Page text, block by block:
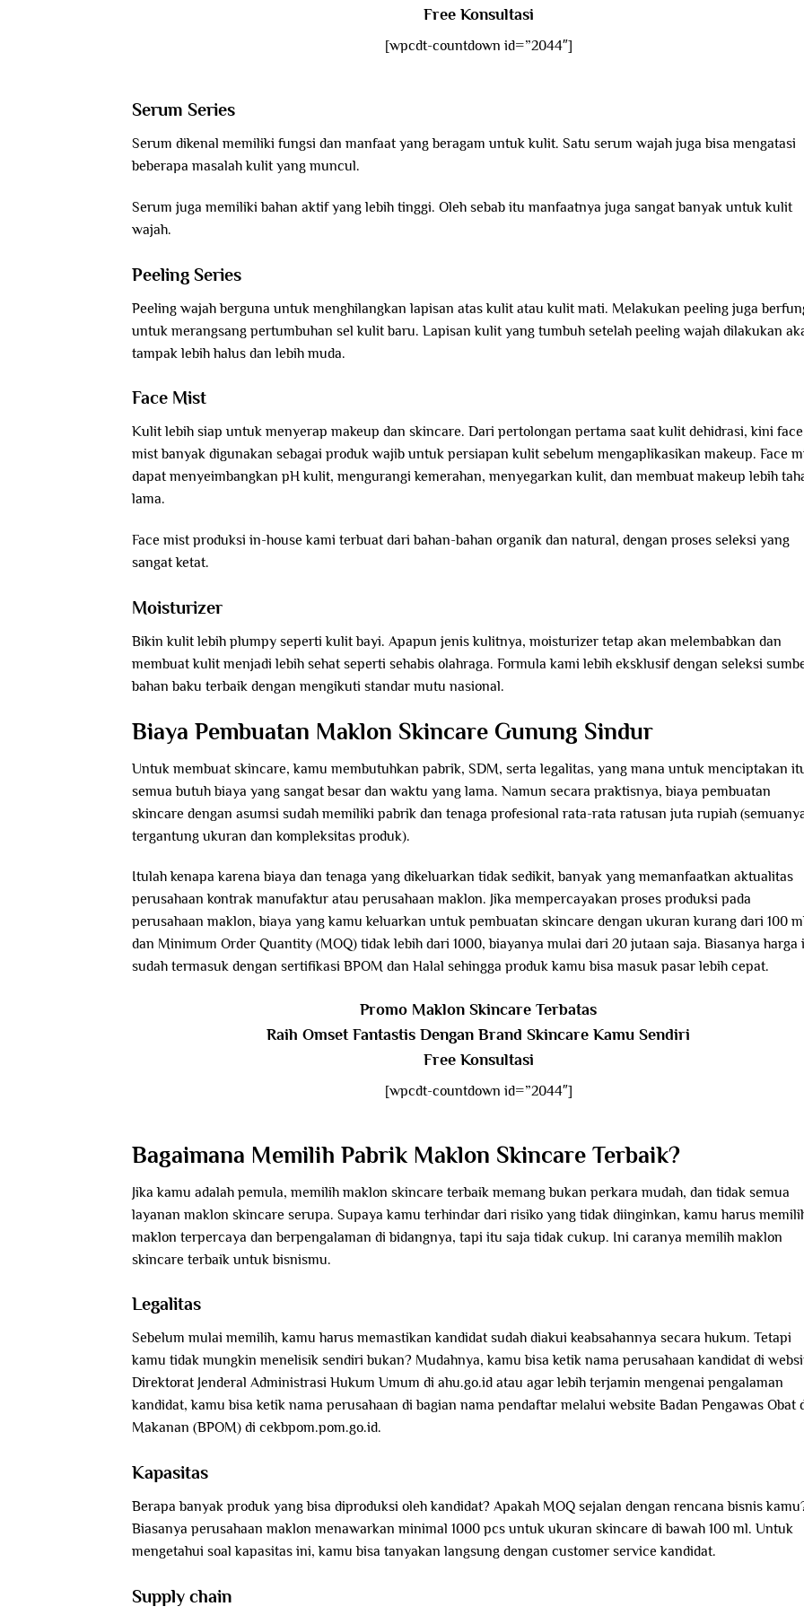
Free Konsultasi
[wpcdt-countdown id=”2044″]
Serum Series
Serum dikenal memiliki fungsi dan manfaat yang beragam untuk kulit. Satu serum wajah juga bisa mengatasi
beberapa masalah kulit yang muncul.
Serum juga memiliki bahan aktif yang lebih tinggi. Oleh sebab itu manfaatnya juga sangat banyak untuk kulit
wajah.
Peeling Series
Peeling wajah berguna untuk menghilangkan lapisan atas kulit atau kulit mati. Melakukan peeling juga
untuk merangsang pertumbuhan sel kulit baru. Lapisan kulit yang tumbuh setelah peeling wajah dilakukan
tampak lebih halus dan lebih muda.
Face Mist
Kulit lebih siap untuk menyerap makeup dan skincare. Dari pertolongan pertama saat kulit dehidrasi, kini face
mist banyak digunakan sebagai produk wajib untuk persiapan kulit sebelum mengaplikasikan makeup. Face
dapat menyeimbangkan pH kulit, mengurangi kemerahan, menyegarkan kulit, dan membuat makeup lebih
lama.
Face mist produksi in-house kami terbuat dari bahan-bahan organik dan natural, dengan proses seleksi yang
sangat ketat.
Moisturizer
Bikin kulit lebih plumpy seperti kulit bayi. Apapun jenis kulitnya, moisturizer tetap akan melembabkan dan
membuat kulit menjadi lebih sehat seperti sehabis olahraga. Formula kami lebih eksklusif dengan seleksi
bahan baku terbaik dengan mengikuti standar mutu nasional.
Biaya Pembuatan Maklon Skincare Gunung Sindur
Untuk membuat skincare, kamu membutuhkan pabrik, SDM, serta legalitas, yang mana untuk menciptakan
semua butuh biaya yang sangat besar dan waktu yang lama. Namun secara praktisnya, biaya pembuatan
skincare dengan asumsi sudah memiliki pabrik dan tenaga profesional rata-rata ratusan juta rupiah
tergantung ukuran dan kompleksitas produk).
Itulah kenapa karena biaya dan tenaga yang dikeluarkan tidak sedikit, banyak yang memanfaatkan aktualitas
perusahaan kontrak manufaktur atau perusahaan maklon. Jika mempercayakan proses produksi pada
perusahaan maklon, biaya yang kamu keluarkan untuk pembuatan skincare dengan ukuran kurang dari 100
dan Minimum Order Quantity (MOQ) tidak lebih dari 1000, biayanya mulai dari 20 jutaan saja. Biasanya harga
sudah termasuk dengan sertifikasi BPOM dan Halal sehingga produk kamu bisa masuk pasar lebih cepat.
Promo Maklon Skincare Terbatas
Raih Omset Fantastis Dengan Brand Skincare Kamu Sendiri
Free Konsultasi
[wpcdt-countdown id=”2044″]
Bagaimana Memilih Pabrik Maklon Skincare Terbaik?
Jika kamu adalah pemula, memilih maklon skincare terbaik memang bukan perkara mudah, dan tidak semua
layanan maklon skincare serupa. Supaya kamu terhindar dari risiko yang tidak diinginkan, kamu harus
maklon terpercaya dan berpengalaman di bidangnya, tapi itu saja tidak cukup. Ini caranya memilih maklon
skincare terbaik untuk bisnismu.
Legalitas
Sebelum mulai memilih, kamu harus memastikan kandidat sudah diakui keabsahannya secara hukum. Tetapi
kamu tidak mungkin menelisik sendiri bukan? Mudahnya, kamu bisa ketik nama perusahaan kandidat di
Direktorat Jenderal Administrasi Hukum Umum di ahu.go.id atau agar lebih terjamin mengenai pengalaman
kandidat, kamu bisa ketik nama perusahaan di bagian nama pendaftar melalui website Badan Pengawas Obat
Makanan (BPOM) di cekbpom.pom.go.id.
Kapasitas
Berapa banyak produk yang bisa diproduksi oleh kandidat? Apakah MOQ sejalan dengan rencana bisnis
Biasanya perusahaan maklon menawarkan minimal 1000 pcs untuk ukuran skincare di bawah 100 ml. Untuk
mengetahui soal kapasitas ini, kamu bisa tanyakan langsung dengan customer service kandidat.
Supply chain